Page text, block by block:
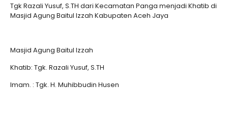
Tgk Razali Yusuf, S.TH dari Kecamatan Panga menjadi Khatib di
Masjid Agung Baitul Izzah Kabupaten Aceh Jaya
Masjid Agung Baitul Izzah
Khatib: Tgk. Razali Yusuf, S.TH
Imam. : Tgk. H. Muhibbudin Husen